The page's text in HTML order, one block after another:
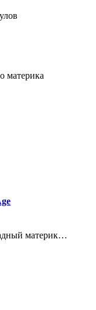
материка
материк…